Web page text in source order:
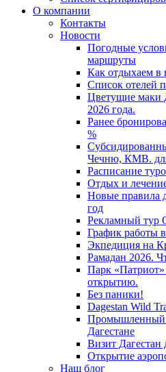
О компании
Контакты
Новости
Погодные
маршруты
Как отдыхаем в
Список отелей
Цветущие маки
2026 года.
Ранее
%
Чечню, КМВ.
Расписание
Отдых и
Новые правила
год
Рекламный тур
График работы
Экпедиция на
Рамадан 2026.
Парк «Патриот»
открытию.
Без паники!
Dagestan Wild
Промышленный
Дагестане
Визит Дагестан
Открытие
Наш блог